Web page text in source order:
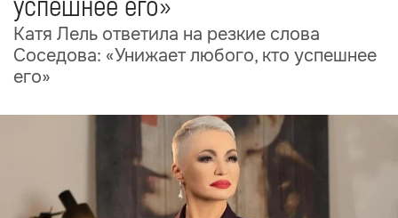
успешнее его»
Катя Лель ответила на резкие слова
Соседова: «Унижает любого, кто успешнее
его»